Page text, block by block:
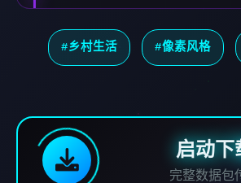
#乡村生活 #像素风格
启动下
完整数据包